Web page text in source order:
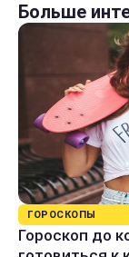
Больше
ГОРОСКОПЫ
Гороскоп до